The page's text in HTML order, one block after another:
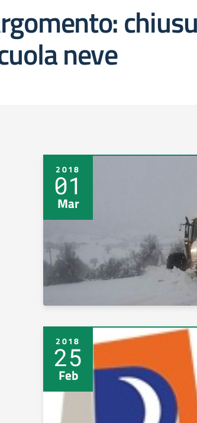
neve
2018
01
Mar
2018
25
Feb